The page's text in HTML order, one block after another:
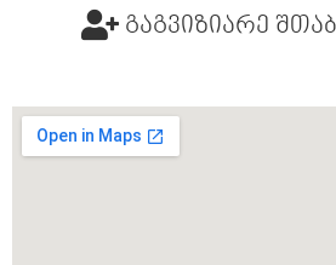
გაგვიზიარე